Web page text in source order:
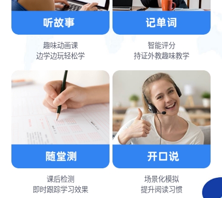
趣味动画课
边学边玩轻松学
智能评分
持证外教趣味教学
课后检测
即时跟踪学习效果
场景化模拟
提升阅读习惯